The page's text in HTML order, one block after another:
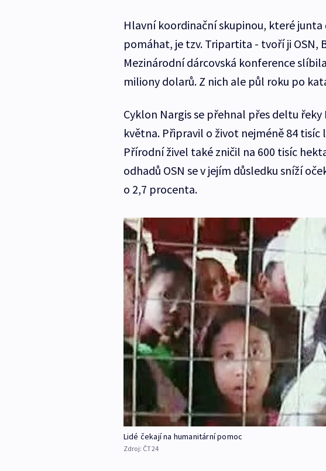
Hlavní koordinační skupinou, které
pomáhat, je tzv. Tripartita - tvoří ji OSN,
Mezinárodní dárcovská konference
miliony dolarů. Z nich ale půl roku po
Cyklon Nargis se přehnal přes deltu řeky
května. Připravil o život nejméně 84 tisíc
Přírodní živel také zničil na 600 tisíc
odhadů OSN se v jejím důsledku sníží
o 2,7 procenta.
Lidé čekají na humanitární pomoc
Zdroj: ČT24